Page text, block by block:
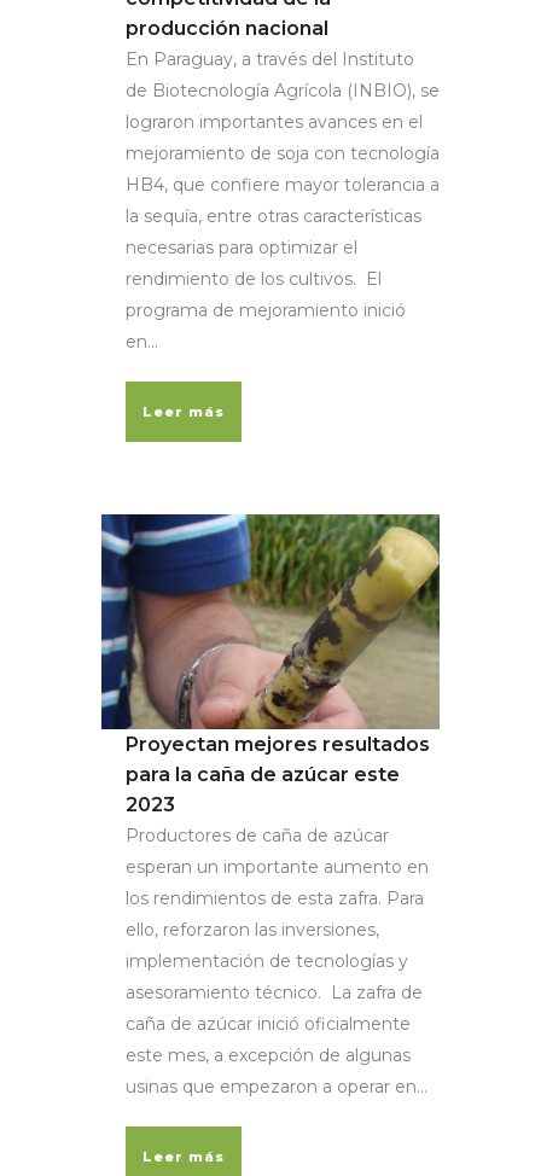
producción nacional
En Paraguay, a través del Instituto
de Biotecnología Agrícola (INBIO), se
lograron importantes avances en el
mejoramiento de soja con tecnología
HB4, que confiere mayor tolerancia a
la sequía, entre otras características
necesarias para optimizar el
rendimiento de los cultivos. El
programa de mejoramiento inició
en...
Leer más
Proyectan mejores resultados
para la caña de azúcar este
2023
Productores de caña de azúcar
esperan un importante aumento en
los rendimientos de esta zafra. Para
ello, reforzaron las inversiones,
implementación de tecnologías y
asesoramiento técnico. La zafra de
caña de azúcar inició oficialmente
este mes, a excepción de algunas
usinas que empezaron a operar en...
Leer más